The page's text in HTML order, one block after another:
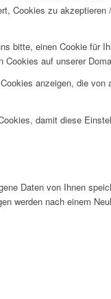
Cookies zu
bitte, einen Cookie für
auf unserer
anzeigen, die von
damit diese
Daten von Ihnen
werden nach einem